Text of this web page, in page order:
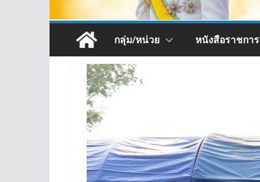
กลุ่ม/หน่วย หนังสือราชการ